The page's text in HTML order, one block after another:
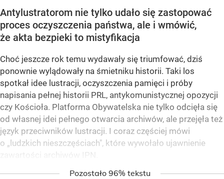
Antylustratorom nie tylko udało się zastopować
proces oczyszczenia państwa, ale i wmówić,
że akta bezpieki to mistyfikacja
Choć jeszcze rok temu wydawały się triumfować, dziś
ponownie wylądowały na śmietniku historii. Taki los
spotkał idee lustracji, oczyszczenia pamięci i próby
napisania pełnej historii PRL, antykomunistycznej opozycji
czy Kościoła. Platforma Obywatelska nie tylko odcięła się
od własnej idei pełnego otwarcia archiwów, ale przejęła też
język przeciwników lustracji. I coraz częściej mówi
o „ludzkich nieszczęściach", które wywołało ujawnienie
zawartości archiwów IPN.
Pozostało 96% tekstu